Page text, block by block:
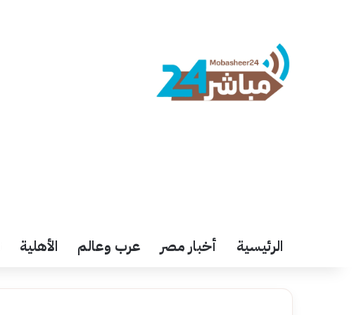
الرئيسية أخبار مصر عرب وعالم الأهلية